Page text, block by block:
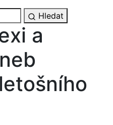
Hledat
a